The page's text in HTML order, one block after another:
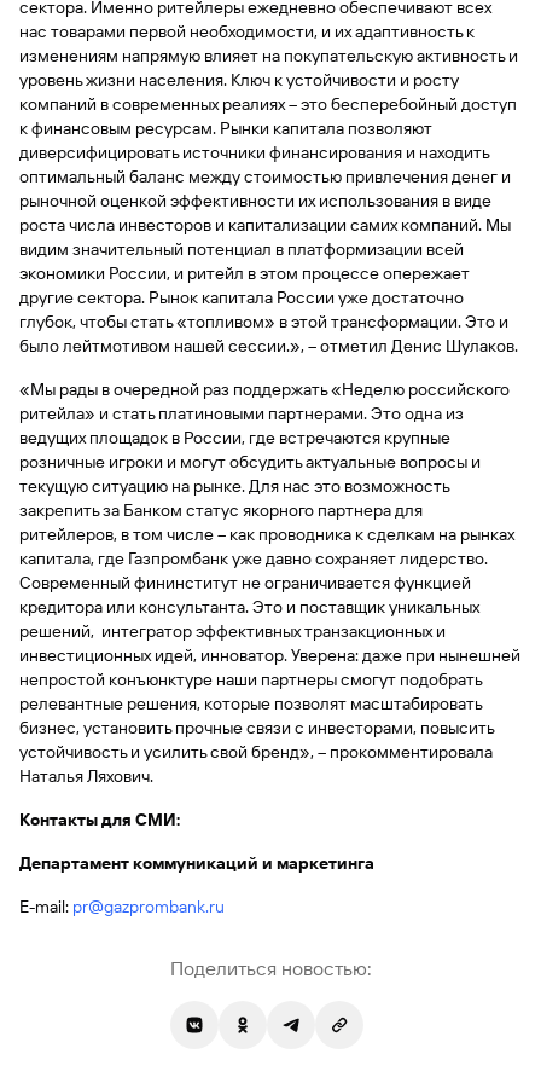
специальные
предложения
Газпром
Бонус
«Плюс»
Информация
для
держателей
карт
Дополнительная
карта-стикер
Банки-
партнеры
Gazprom
Pay
Федеральный
закон №115-
ФЗ
Как не
попасться
мошенникам?
Помощь по
действующему
кредиту
Оформить
карты
полезно
задаваемые
вопросы
Калькулятор
вкладов
Быстрый
поиск
по
сайту
Вклады
Отчет о
кредитной
истории
Кредитный
помощник
Быстрый
поиск
по
сайту
Вклады
Открыть
брокерский
счет
Брокерское
обслуживание
Инвестиционные
продукты
доверительного
управления
Налоговый
вычет
Быстрый
поиск
по
сайту
Вклады
Отчет о
кредитной
истории
Станьте
партнером
Быстрый
поиск
по
сайту
Вклады
Кредитный
рейтинг
Отчет о
кредитной
истории
Станьте
партнером
Партнерам
Информация
партнеров
Быстрый
поиск
по
сайту
Вклады
Gazprom
Pay
Интернет-
банк
Мобильное
приложение
GPB-
i-
Trade
GorodPay
Открыть
брокерский
счет
Брокер-
клиент
Дистанционные
сервисы
Стать
клиентом
Газпромбанка
онлайн
API
валют и
Отделения
банка
Банкоматы
инкассация
с Moniron
Онлайн-
касса 3 в 1 с
эквайрингом
115-ФЗ
для
малого
бизнеса
115-ФЗ
для
среднего
бизнеса
Офисы
обслуживания
юридических
лиц
Документы
для
открытия
счета
поиск
сайту
Вклады
сервисы
«Копии
документов»
и «Справки»
Быстрый
поиск
по
сайту
Вклады
Курсы
валют
оплата
таможенных
платежей
Быстрый
поиск
по
сайту
Вклады
по
сайту
Вклады
сайту
Вклады
сектора. Именно ритейлеры ежедневно обеспечивают всех
нас товарами первой необходимости, и их адаптивность к
изменениям напрямую влияет на покупательскую активность и
уровень жизни населения. Ключ к устойчивости и росту
компаний в современных реалиях – это бесперебойный доступ
к финансовым ресурсам. Рынки капитала позволяют
диверсифицировать источники финансирования и находить
оптимальный баланс между стоимостью привлечения денег и
рыночной оценкой эффективности их использования в виде
роста числа инвесторов и капитализации самих компаний. Мы
видим значительный потенциал в платформизации всей
экономики России, и ритейл в этом процессе опережает
другие сектора. Рынок капитала России уже достаточно
глубок, чтобы стать «топливом» в этой трансформации. Это и
было лейтмотивом нашей сессии.», – отметил Денис Шулаков.
«Мы рады в очередной раз поддержать «Неделю российского
ритейла» и стать платиновыми партнерами. Это одна из
ведущих площадок в России, где встречаются крупные
розничные игроки и могут обсудить актуальные вопросы и
текущую ситуацию на рынке. Для нас это возможность
закрепить за Банком статус якорного партнера для
ритейлеров, в том числе – как проводника к сделкам на рынках
капитала, где Газпромбанк уже давно сохраняет лидерство.
Современный фининститут не ограничивается функцией
кредитора или консультанта. Это и поставщик уникальных
решений, интегратор эффективных транзакционных и
инвестиционных идей, инноватор. Уверена: даже при нынешней
непростой конъюнктуре наши партнеры смогут подобрать
релевантные решения, которые позволят масштабировать
бизнес, установить прочные связи с инвесторами, повысить
устойчивость и усилить свой бренд», – прокомментировала
Наталья Ляхович.
Контакты для СМИ:
Департамент коммуникаций и маркетинга
E-mail: pr@gazprombank.ru
Поделиться новостью: